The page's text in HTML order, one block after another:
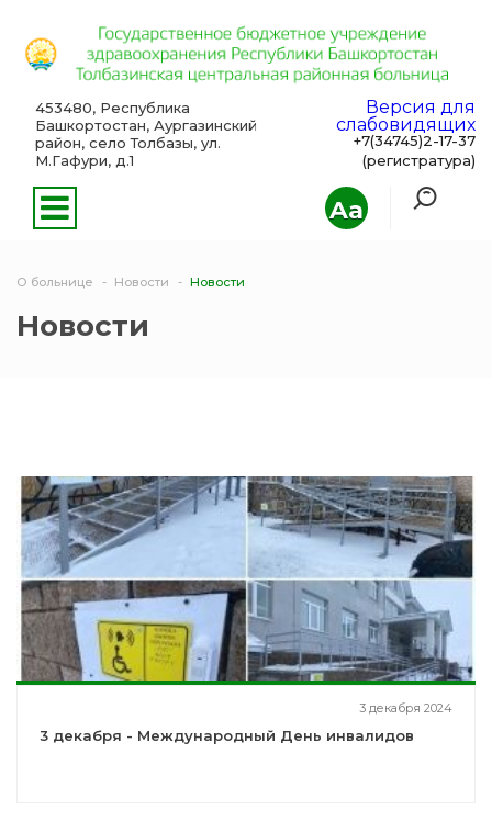
Aa
453480, Республика
Башкортостан, Аургазинский
район, село Толбазы, ул.
М.Гафури, д.1
Версия для
слабовидящих
+7(34745)2-17-37
(регистратура)
О больнице Новости Новости
Новости
3 декабря 2024
3 декабря - Международный День инвалидов